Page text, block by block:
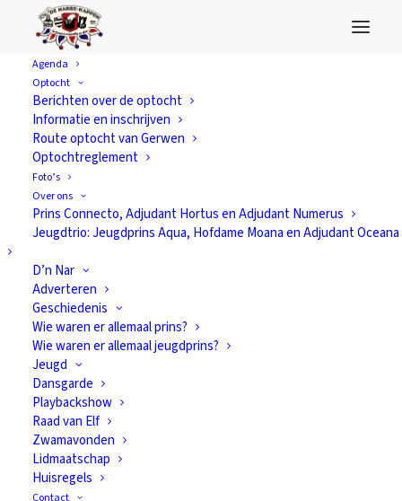
Agenda
Optocht
Berichten over de optocht
Informatie en inschrijven
Route optocht van Gerwen
Optochtreglement
Foto’s
Over ons
Prins Connecto, Adjudant Hortus en Adjudant Numerus
Jeugdtrio: Jeugdprins Aqua, Hofdame Moana en Adjudant Oceana
D’n Nar
Adverteren
Geschiedenis
Wie waren er allemaal prins?
Wie waren er allemaal jeugdprins?
Jeugd
Dansgarde
Playbackshow
Raad van Elf
Zwamavonden
Lidmaatschap
Huisregels
Contact
Month: december
2019
Voorverkoop Gerwense